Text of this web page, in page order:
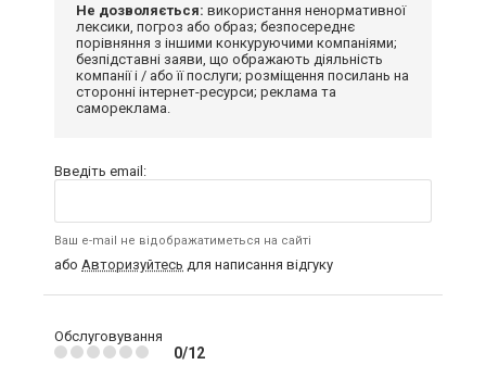
Не дозволяється: використання ненормативної
лексики, погроз або образ; безпосереднє
порівняння з іншими конкуруючими компаніями;
безпідставні заяви, що ображають діяльність
компанії і / або її послуги; розміщення посилань на
сторонні інтернет-ресурси; реклама та
самореклама.
Введіть email:
Ваш e-mail не відображатиметься на сайті
або Авторизуйтесь для написання відгуку
Обслуговування
0/12